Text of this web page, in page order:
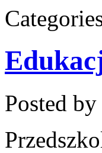
Posted